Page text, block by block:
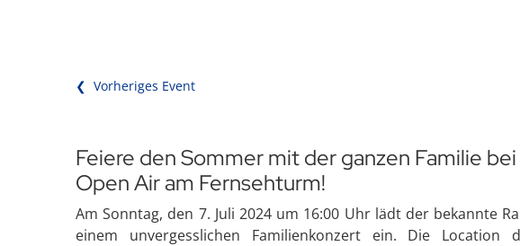
❮ Vorheriges Event
Feiere den Sommer mit der ganzen Familie
Open Air am Fernsehturm!
Am Sonntag, den 7. Juli 2024 um 16:00 Uhr lädt der bekannte
einem unvergesslichen Familienkonzert ein. Die